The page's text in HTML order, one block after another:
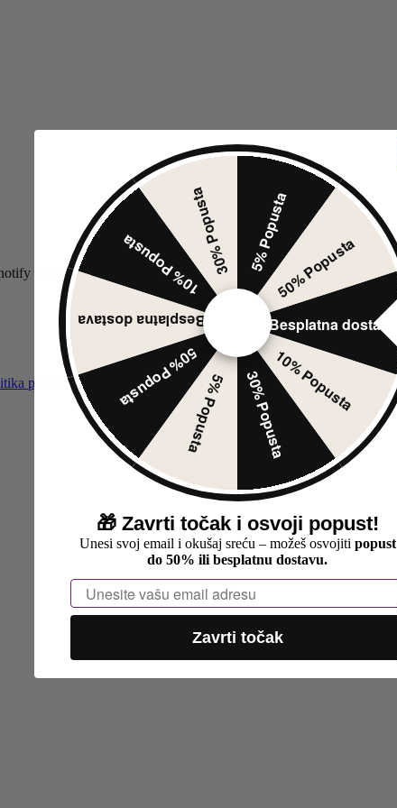
you if the price drops.
privatnosti
Add to price tracker
5% Popusta50% Popusta
Besplatna dostava
10% Popusta
30% Popusta
5% Popusta
50% Popusta
Besplatna dostava
10% Popusta30% Popusta
🎁 Zavrti točak i osvoji popust!
Unesi svoj email i okušaj sreću – možeš osvojiti popust
do 50% ili besplatnu dostavu.
Email
Zavrti točak